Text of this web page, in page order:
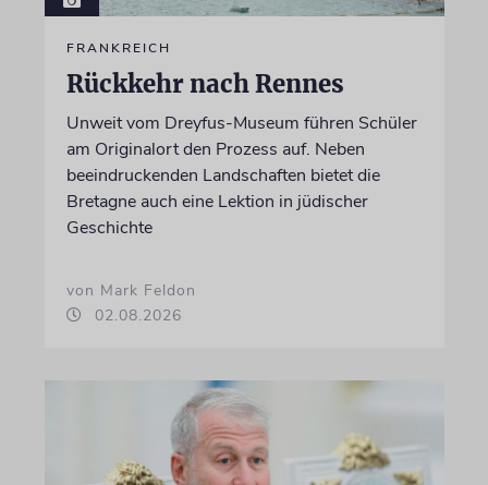
FRANKREICH
Rückkehr nach Rennes
Unweit vom Dreyfus-Museum führen Schüler
am Originalort den Prozess auf. Neben
beeindruckenden Landschaften bietet die
Bretagne auch eine Lektion in jüdischer
Geschichte
von Mark Feldon
02.08.2026